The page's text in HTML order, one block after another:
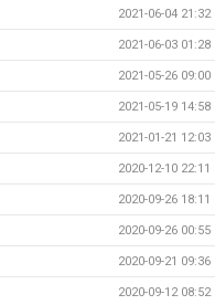
2021-06-04 21:32
2021-06-03 01:28
2021-05-26 09:00
2021-05-19 14:58
2021-01-21 12:03
2020-12-10 22:11
2020-09-26 18:11
2020-09-26 00:55
2020-09-21 09:36
2020-09-12 08:52